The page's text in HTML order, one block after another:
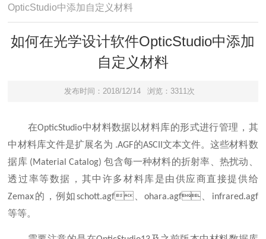
OpticStudio中添加自定义材料
如何在光学设计软件OpticStudio中添加
自定义材料
发布时间：2018/12/14 浏览：3311次
在OpticStudio中材料数据以材料库的形式进行管理，其
中材料库文件是扩展名为 .AGF的ASCII文本文件。这些材料数
据库 (Material Catalog) 包含每一种材料的折射率、热扰动、
透过率等数据，其中许多材料库是由供应商直接提供给
Zemax的，例如schott.agf、ohara.agf、infrared.agf
等等。